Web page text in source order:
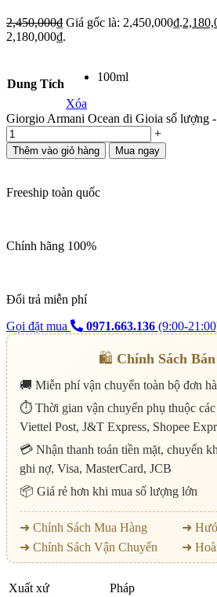
2,450,000₫ Giá gốc là: 2,450,000₫.
2,180,000₫.
Dung Tích
100ml
Xóa
Giorgio Armani Ocean di Gioia số lượng -
+
Thêm vào giỏ hàng Mua ngay
Freeship toàn quốc
Chính hãng 100%
Đổi trả miễn phí
Gọi đặt mua
0971.663.136 (9:00-
🛍️ Chính Sách
🚚 Miễn phí vận chuyển toàn bộ đơn
⏱️ Thời gian vận chuyển phụ thuộc
Viettel Post, J&T Express, Shopee
💳 Nhận thanh toán tiền mặt, chuyển
ghi nợ, Visa, MasterCard, JCB
📦 Giá rẻ hơn khi mua số lượng lớn
➜ Chính Sách Mua Hàng
➜
➜ Chính Sách Vận Chuyển
➜
Xuất xứ
Pháp